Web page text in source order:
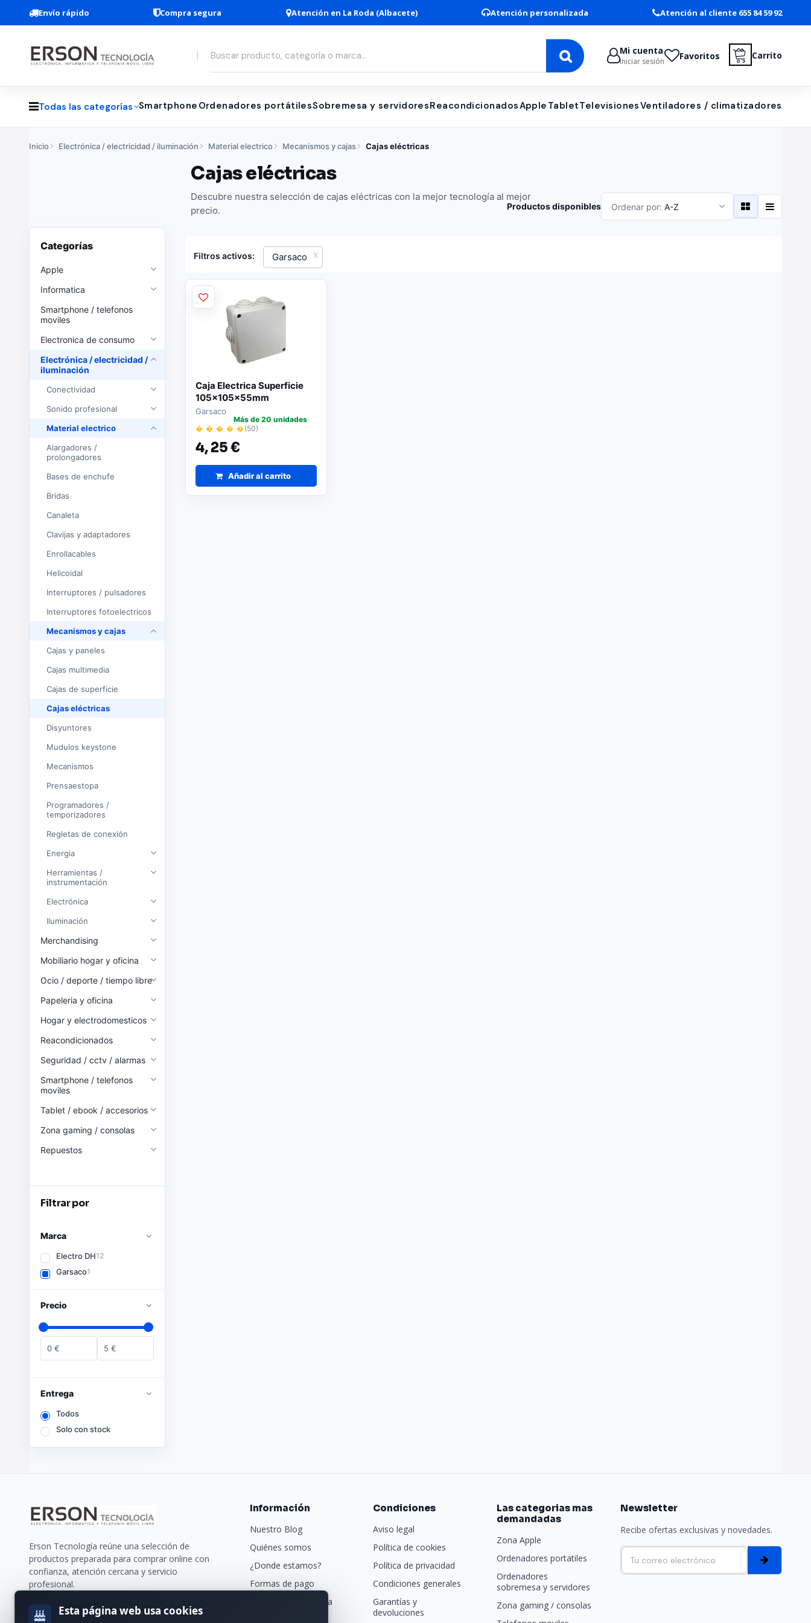
Envío rápido Compra segura Atención en La Roda (Albacete) Atención personalizada Atención al cliente 655 84 59 92
Mi cuenta
Iniciar sesión Favoritos Carrito
Todas las categorías Smartphone Ordenadores portátilesSobremesa y servidoresReacondicionadosApple TabletTelevisionesVentiladores / climatizadores
Inicio Electrónica / electricidad / iluminación Material electrico Mecanismos y cajas Cajas eléctricas
Cajas eléctricas
Descubre nuestra selección de cajas eléctricas con la mejor tecnología al mejor
precio.
Categorías
Apple
Informatica
Smartphone / telefonos
moviles
Electronica de consumo
Electrónica / electricidad /
iluminación
Conectividad
Sonido profesional
Material electrico
Alargadores /
prolongadores
Bases de enchufe
Bridas
Canaleta
Clavijas y adaptadores
Enrollacables
Helicoidal
Interruptores / pulsadores
Interruptores fotoelectricos
Mecanismos y cajas
Cajas y paneles
Cajas multimedia
Cajas de superficie
Cajas eléctricas
Disyuntores
Mudulos keystone
Mecanismos
Prensaestopa
Programadores /
temporizadores
Regletas de conexión
Energia
Herramientas /
instrumentación
Electrónica
Iluminación
Merchandising
Mobiliario hogar y oficina
Ocio / deporte / tiempo libre
Papeleria y oficina
Hogar y electrodomesticos
Reacondicionados
Seguridad / cctv / alarmas
Smartphone / telefonos
moviles
Tablet / ebook / accesorios
Zona gaming / consolas
Repuestos
Filtrar por
Marca
Electro DH12
Garsaco1
Precio
0 € 5 €
Entrega
Todos
Solo con stock
Productos disponibles Ordenar por: A-Z
Filtros activos: Garsaco
Caja Electrica Superficie
105x105x55mm
Garsaco
� � � � �(50)
4,25 €
Más de 20 unidades
Añadir al carrito
Erson Tecnología reúne una selección de
productos preparada para comprar online con
confianza, atención cercana y servicio
profesional.
Información
Nuestro Blog
Quiénes somos
¿Donde estamos?
Formas de pago
Transporte y entrega
Condiciones
Aviso legal
Política de cookies
Política de privacidad
Condiciones generales
Garantías y
devoluciones
Las categorias mas
demandadas
Zona Apple
Ordenadores portatiles
Ordenadores
sobremesa y servidores
Zona gaming / consolas
Newsletter
Recibe ofertas exclusivas y novedades.
Esta página web usa cookies